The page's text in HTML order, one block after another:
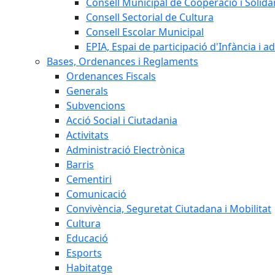
Consell Sectorial de Cultura
Consell Escolar Municipal
EPIA, Espai de participació d'Infància i
Bases, Ordenances i Reglaments
Ordenances Fiscals
Generals
Subvencions
Acció Social i Ciutadania
Activitats
Administració Electrònica
Barris
Cementiri
Comunicació
Convivència, Seguretat Ciutadana i Mobilitat
Cultura
Educació
Esports
Habitatge